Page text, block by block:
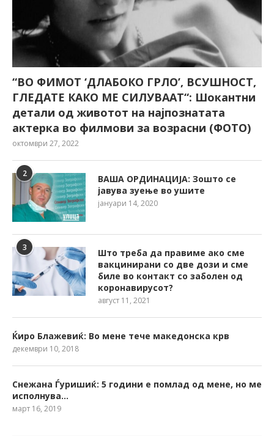
“ВО ФИМОТ ‘ДЛАБОКО ГРЛО’, ВСУШНОСТ,
ГЛЕДАТЕ КАКО МЕ СИЛУВААТ“: Шокантни
детали од животот на најпознатата
актерка во филмови за возрасни (ФОТО)
октомври 27, 2022
2
ВАША ОРДИНАЦИЈА: Зошто се
јавува зуење во ушите
јануари 14, 2020
3
Што треба да правиме ако сме
вакцинирани со две дози и сме
биле во контакт со заболен од
коронавирусот?
август 11, 2021
Ќиро Блажевиќ: Во мене тече македонска крв
декември 10, 2018
Снежана Ѓуришиќ: 5 години е помлад од мене, но ме
исполнува…
март 16, 2019